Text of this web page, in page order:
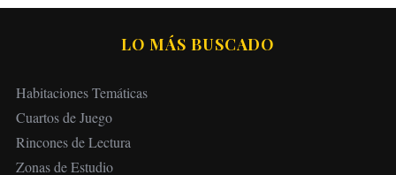
LO MÁS BUSCADO
Habitaciones Temáticas
Cuartos de Juego
Rincones de Lectura
Zonas de Estudio